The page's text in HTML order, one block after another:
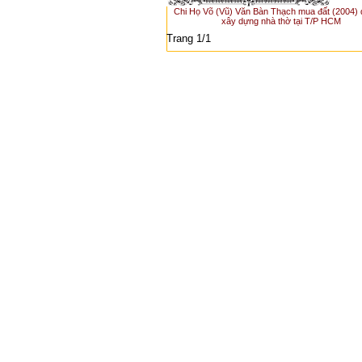
Chi Họ Võ (Vũ) Văn Bàn Thạch mua đất (2004)
xây dựng nhà thờ tại T/P HCM
Trang 1/1